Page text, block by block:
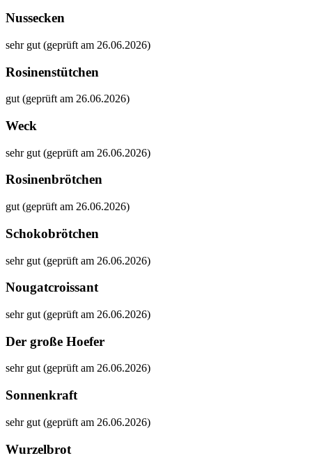
Nussecken
sehr gut (geprüft am 26.06.2026)
Rosinenstütchen
gut (geprüft am 26.06.2026)
Weck
sehr gut (geprüft am 26.06.2026)
Rosinenbrötchen
gut (geprüft am 26.06.2026)
Schokobrötchen
sehr gut (geprüft am 26.06.2026)
Nougatcroissant
sehr gut (geprüft am 26.06.2026)
Der große Hoefer
sehr gut (geprüft am 26.06.2026)
Sonnenkraft
sehr gut (geprüft am 26.06.2026)
Wurzelbrot